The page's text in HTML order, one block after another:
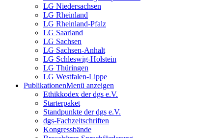
LG Niedersachsen
LG Rheinland
LG Rheinland-Pfalz
LG Saarland
LG Sachsen
LG Sachsen-Anhalt
LG Schleswig-Holstein
LG Thüringen
LG Westfalen-Lippe
PublikationenMenü anzeigen
Ethikkodex der dgs e.V.
Starterpaket
Standpunkte der dgs e.V.
dgs-Fachzeitschriften
Kongressbände